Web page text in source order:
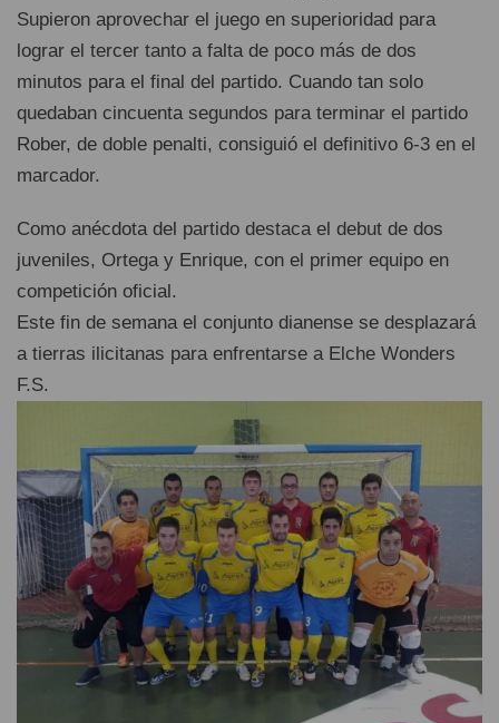
Supieron aprovechar el juego en superioridad para
lograr el tercer tanto a falta de poco más de dos
minutos para el final del partido. Cuando tan solo
quedaban cincuenta segundos para terminar el partido
Rober, de doble penalti, consiguió el definitivo 6-3 en el
marcador.
Como anécdota del partido destaca el debut de dos
juveniles, Ortega y Enrique, con el primer equipo en
competición oficial.
Este fin de semana el conjunto dianense se desplazará
a tierras ilicitanas para enfrentarse a Elche Wonders
F.S.